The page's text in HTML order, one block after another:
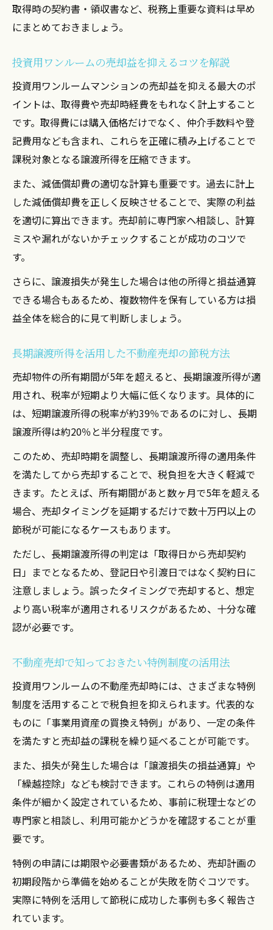
取得時の契約書・領収書など、税務上重要な資料は早め
にまとめておきましょう。
投資用ワンルームの売却益を抑えるコツを解説
投資用ワンルームマンションの売却益を抑える最大のポ
イントは、取得費や売却時経費をもれなく計上すること
です。取得費には購入価格だけでなく、仲介手数料や登
記費用なども含まれ、これらを正確に積み上げることで
課税対象となる譲渡所得を圧縮できます。
また、減価償却費の適切な計算も重要です。過去に計上
した減価償却費を正しく反映させることで、実際の利益
を適切に算出できます。売却前に専門家へ相談し、計算
ミスや漏れがないかチェックすることが成功のコツで
す。
さらに、譲渡損失が発生した場合は他の所得と損益通算
できる場合もあるため、複数物件を保有している方は損
益全体を総合的に見て判断しましょう。
長期譲渡所得を活用した不動産売却の節税方法
売却物件の所有期間が5年を超えると、長期譲渡所得が適
用され、税率が短期より大幅に低くなります。具体的に
は、短期譲渡所得の税率が約39％であるのに対し、長期
譲渡所得は約20％と半分程度です。
このため、売却時期を調整し、長期譲渡所得の適用条件
を満たしてから売却することで、税負担を大きく軽減で
きます。たとえば、所有期間があと数ヶ月で5年を超える
場合、売却タイミングを延期するだけで数十万円以上の
節税が可能になるケースもあります。
ただし、長期譲渡所得の判定は「取得日から売却契約
日」までとなるため、登記日や引渡日ではなく契約日に
注意しましょう。誤ったタイミングで売却すると、想定
より高い税率が適用されるリスクがあるため、十分な確
認が必要です。
不動産売却で知っておきたい特例制度の活用法
投資用ワンルームの不動産売却時には、さまざまな特例
制度を活用することで税負担を抑えられます。代表的な
ものに「事業用資産の買換え特例」があり、一定の条件
を満たすと売却益の課税を繰り延べることが可能です。
また、損失が発生した場合は「譲渡損失の損益通算」や
「繰越控除」なども検討できます。これらの特例は適用
条件が細かく設定されているため、事前に税理士などの
専門家と相談し、利用可能かどうかを確認することが重
要です。
特例の申請には期限や必要書類があるため、売却計画の
初期段階から準備を始めることが失敗を防ぐコツです。
実際に特例を活用して節税に成功した事例も多く報告さ
れています。